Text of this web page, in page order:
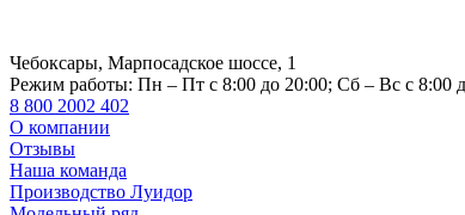
Чебоксары, Марпосадское шоссе, 1
Режим работы: Пн – Пт с 8:00 до 20:00; Сб – Вс с 8:00
8 800 2002 402
О компании
Отзывы
Наша команда
Производство Луидор